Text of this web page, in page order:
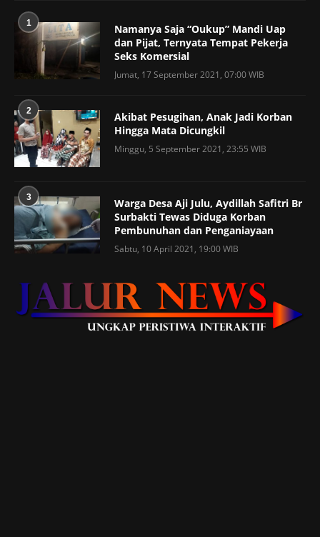
1
Namanya Saja “Oukup” Mandi Uap
dan Pijat, Ternyata Tempat Pekerja
Seks Komersial
Jumat, 17 September 2021, 07:00 WIB
2
Akibat Pesugihan, Anak Jadi Korban
Hingga Mata Dicungkil
Minggu, 5 September 2021, 23:55 WIB
3
Warga Desa Aji Julu, Aydillah Safitri Br
Surbakti Tewas Diduga Korban
Pembunuhan dan Penganiayaan
Sabtu, 10 April 2021, 19:00 WIB